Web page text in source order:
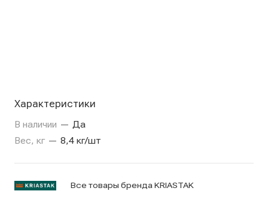
Характеристики
В наличии — Да
Вес, кг — 8,4 кг/шт
Все товары бренда KRIASTAK